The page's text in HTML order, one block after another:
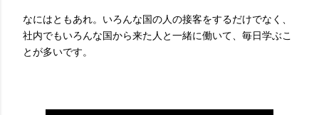
なにはともあれ。いろんな国の人の接客をするだけでなく、
社内でもいろんな国から来た人と一緒に働いて、毎日学ぶこ
とが多いです。